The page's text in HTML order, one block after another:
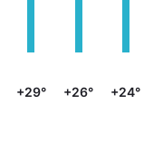
+29° +26° +24°